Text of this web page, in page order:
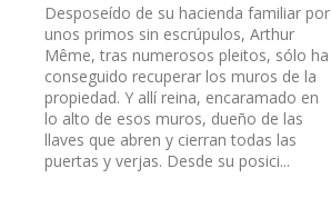
Desposeído de su hacienda familiar por
unos primos sin escrúpulos, Arthur
Même, tras numerosos pleitos, sólo ha
conseguido recuperar los muros de la
propiedad. Y allí reina, encaramado en
lo alto de esos muros, dueño de las
llaves que abren y cierran todas las
puertas y verjas. Desde su posici...